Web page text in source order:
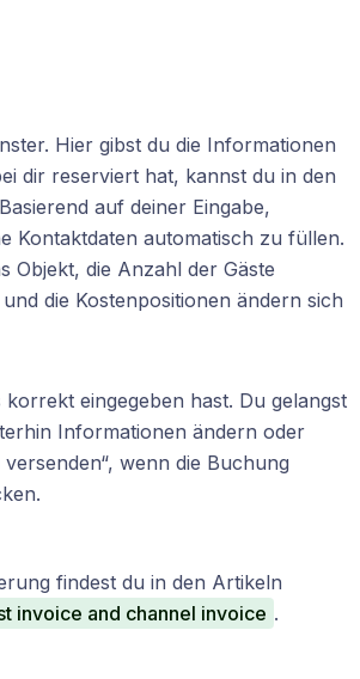
Hier gibst du die Informationen
dir reserviert hat, kannst du in den
auf deiner Eingabe,
Kontaktdaten automatisch zu füllen.
Objekt, die Anzahl der Gäste
die Kostenpositionen ändern sich
eingegeben hast. Du gelangst
Informationen ändern oder
wenn die Buchung
findest du in den Artikeln
invoice and channel invoice .